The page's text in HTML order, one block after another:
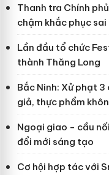
Thanh tra Chính
chậm khắc phục sai
Lần đầu tổ chức
thành Thăng Long
Bắc Ninh: Xử phạt
giả, thực phẩm
Ngoại giao - cầu
đổi mới sáng tạo
Cơ hội hợp tác với